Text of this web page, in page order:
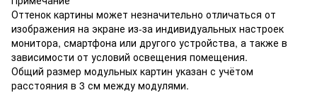
Оттенок картины может незначительно отличаться от
изображения на экране из-за индивидуальных настроек
монитора, смартфона или другого устройства, а также в
зависимости от условий освещения помещения.
Общий размер модульных картин указан с учётом
расстояния в 3 см между модулями.